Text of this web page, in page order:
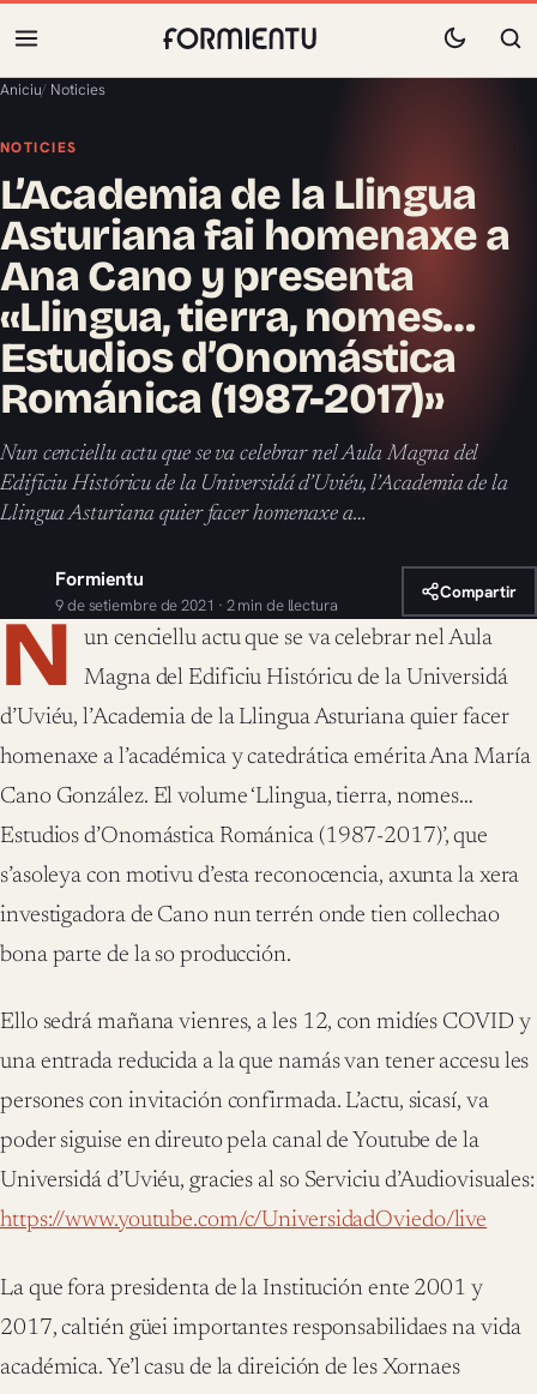
Aniciu/ Noticies
NOTICIES
L’Academia de la Llingua
Asturiana fai homenaxe a
Ana Cano y presenta
«Llingua, tierra, nomes…
Estudios d’Onomástica
Románica (1987-2017)»
Nun cenciellu actu que se va celebrar nel Aula Magna del
Edificiu Históricu de la Universidá d’Uviéu, l’Academia de la
Llingua Asturiana quier facer homenaxe a…
Formientu
9 de setiembre de 2021 · 2 min de llectura
Compartir
N un cenciellu actu que se va celebrar nel Aula
Magna del Edificiu Históricu de la Universidá
d’Uviéu, l’Academia de la Llingua Asturiana quier facer
homenaxe a l’académica y catedrática emérita Ana María
Cano González. El volume ‘Llingua, tierra, nomes…
Estudios d’Onomástica Románica (1987-2017)’, que
s’asoleya con motivu d’esta reconocencia, axunta la xera
investigadora de Cano nun terrén onde tien collechao
bona parte de la so producción.
Ello sedrá mañana vienres, a les 12, con midíes COVID y
una entrada reducida a la que namás van tener accesu les
persones con invitación confirmada. L’actu, sicasí, va
poder siguise en direuto pela canal de Youtube de la
Universidá d’Uviéu, gracies al so Serviciu d’Audiovisuales:
https://www.youtube.com/c/UniversidadOviedo/live
La que fora presidenta de la Institución ente 2001 y
2017, caltién güei importantes responsabilidaes na vida
académica. Ye’l casu de la direición de les Xornaes